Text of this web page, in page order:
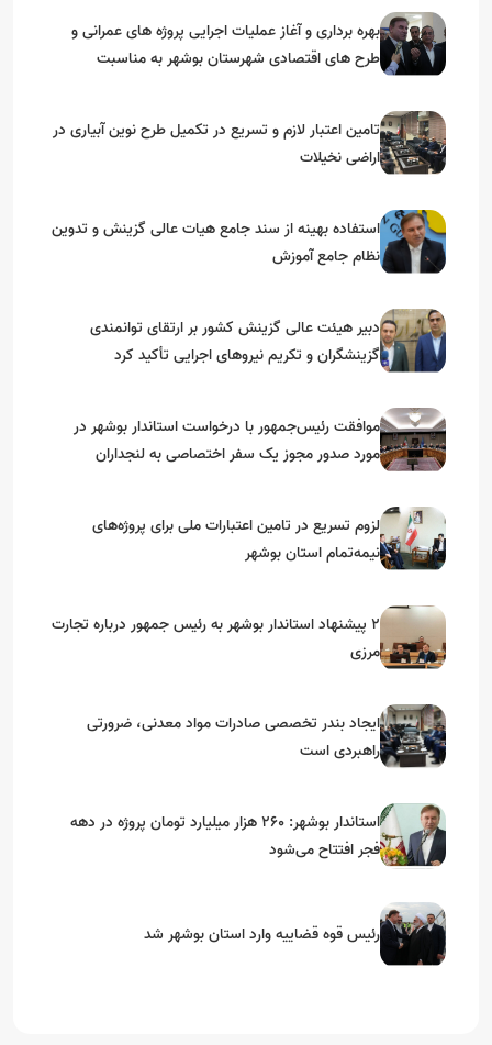
بهره برداری و آغاز عملیات اجرایی پروژه های عمرانی و
طرح های اقتصادی شهرستان بوشهر به مناسبت
تامین اعتبار لازم و تسریع در تکمیل طرح نوین آبیاری در
اراضی نخیلات
استفاده بهینه از سند جامع هیات عالی گزینش و‌ تدوین
نظام جامع آموزش
دبیر هیئت عالی گزینش کشور بر ارتقای توانمندی
گزینشگران و تکریم نیروهای اجرایی تأکید کرد
موافقت رئیس‌جمهور با درخواست استاندار بوشهر در
مورد صدور مجوز یک سفر اختصاصی به لنجداران
لزوم تسریع در تامین اعتبارات ملی برای پروژه‌های
نیمه‌تمام استان بوشهر
۲ پیشنهاد استاندار بوشهر به رئیس جمهور درباره تجارت
مرزی
ایجاد بندر تخصصی صادرات مواد معدنی، ضرورتی
راهبردی است
استاندار بوشهر: ۲۶۰ هزار میلیارد تومان پروژه در دهه
فجر افتتاح می‌شود
رئیس قوه قضاییه وارد استان بوشهر شد